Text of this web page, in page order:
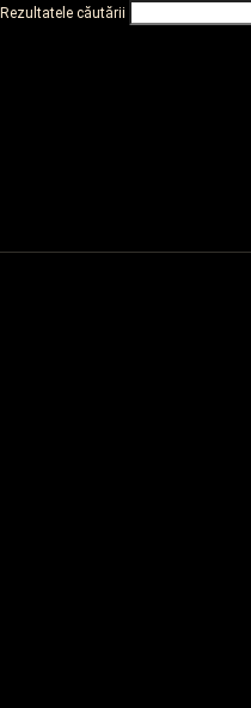
Rezultatele căutării